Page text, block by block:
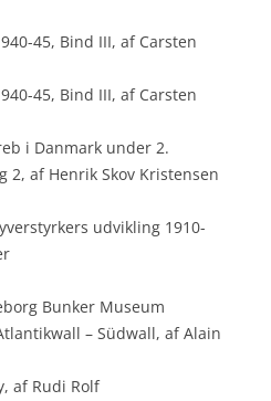
45, Bind III, af Carsten
45, Bind III, af Carsten
i Danmark under 2.
2, af Henrik Skov Kristensen
udvikling 1910-
Bunker Museum
– Südwall, af Alain
af Rudi Rolf